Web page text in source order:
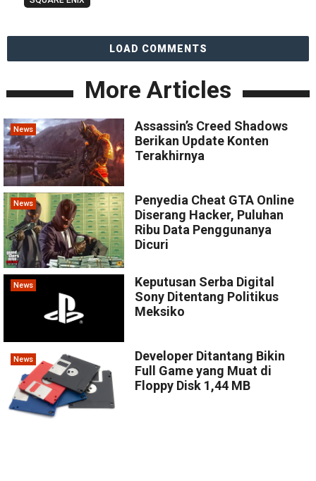
LOAD COMMENTS
More Articles
News
Assassin’s Creed Shadows
Berikan Update Konten
Terakhirnya
News
Penyedia Cheat GTA Online
Diserang Hacker, Puluhan
Ribu Data Penggunanya
Dicuri
News
Keputusan Serba Digital
Sony Ditentang Politikus
Meksiko
News
Developer Ditantang Bikin
Full Game yang Muat di
Floppy Disk 1,44 MB